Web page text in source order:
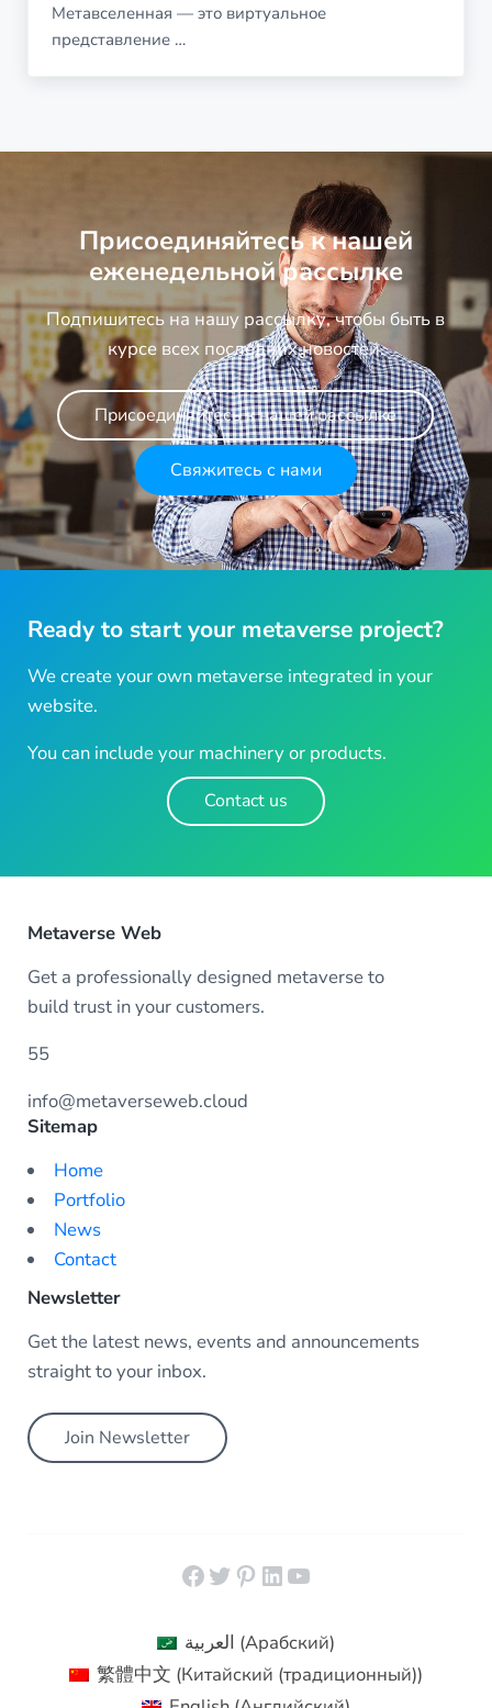
Метавселенная — это виртуальное
представление …
Присоединяйтесь к нашей
еженедельной рассылке
Подпишитесь на нашу рассылку, чтобы быть в
курсе всех последних новостей.
Присоединяйтесь к нашей рассылке
Свяжитесь с нами
Ready to start your metaverse project?
We create your own metaverse integrated in your
website.
You can include your machinery or products.
Contact us
Metaverse Web
Get a professionally designed metaverse to
build trust in your customers.
55
info@metaverseweb.cloud
Sitemap
Home
Portfolio
News
Contact
Newsletter
Get the latest news, events and announcements
straight to your inbox.
Join Newsletter
Facebook
Twitter
Pinterest
LinkedIn
YouTube
العربية (Арабский)
繁體中文 (Китайский (традиционный))